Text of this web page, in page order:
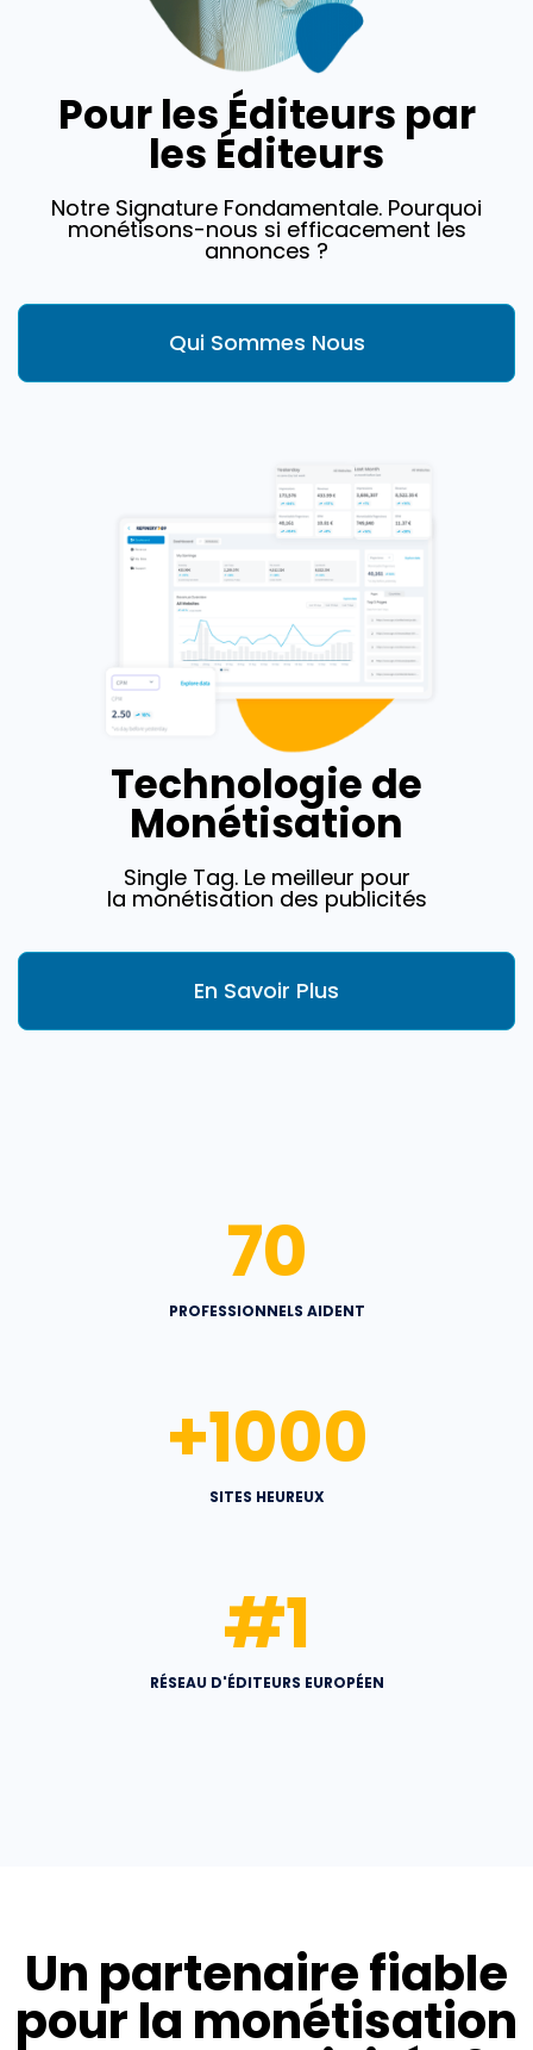
Pour les Éditeurs par
les Éditeurs
Notre Signature Fondamentale. Pourquoi
monétisons-nous si efficacement les
annonces ?
Qui Sommes Nous
Technologie de
Monétisation
Single Tag. Le meilleur pour
la monétisation des publicités
En Savoir Plus
PROFESSIONNELS AIDENT
70
SITES HEUREUX
+1000
RÉSEAU D'ÉDITEURS EUROPÉEN
#1
Un partenaire fiable
pour la monétisation